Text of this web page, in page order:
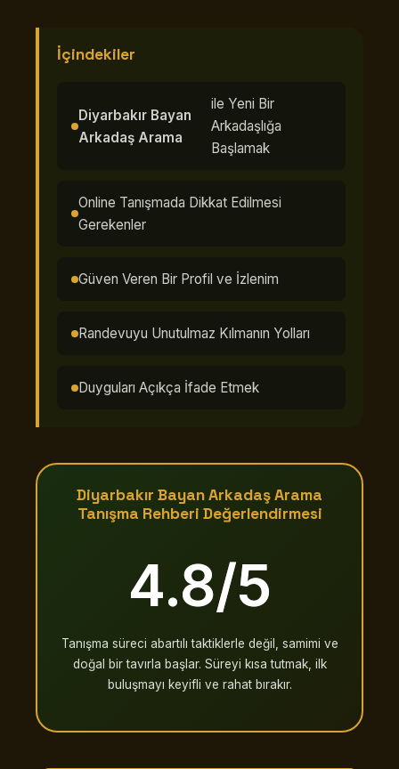
İçindekiler
Diyarbakır Bayan
Arkadaş Arama
ile Yeni Bir
Arkadaşlığa
Başlamak
Online Tanışmada Dikkat Edilmesi
Gerekenler
Güven Veren Bir Profil ve İzlenim
Randevuyu Unutulmaz Kılmanın Yolları
Duyguları Açıkça İfade Etmek
Diyarbakır Bayan Arkadaş Arama
Tanışma Rehberi Değerlendirmesi
4.8/5
Tanışma süreci abartılı taktiklerle değil, samimi ve
doğal bir tavırla başlar. Süreyi kısa tutmak, ilk
buluşmayı keyifli ve rahat bırakır.